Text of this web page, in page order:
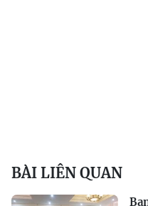
BÀI LIÊN QUAN